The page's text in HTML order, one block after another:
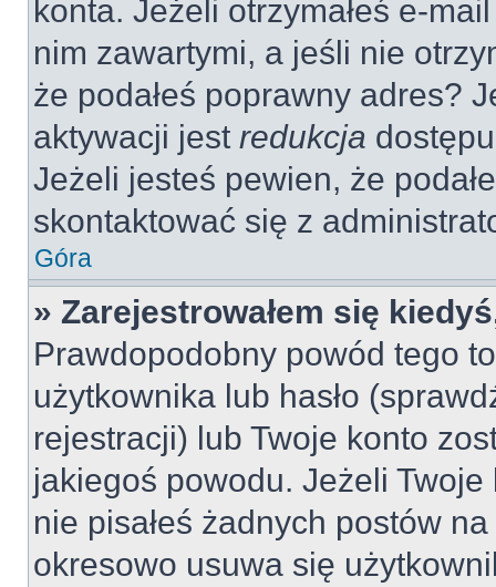
konta. Jeżeli otrzymałeś e-
nim zawartymi, a jeśli nie
że podałeś poprawny adres?
aktywacji jest redukcja
Jeżeli jesteś pewien, że
skontaktować się z
Góra
» Zarejestrowałem się
Prawdopodobny powód tego
użytkownika lub hasło
rejestracji) lub Twoje konto
jakiegoś powodu. Jeżeli
nie pisałeś żadnych postów
okresowo usuwa się